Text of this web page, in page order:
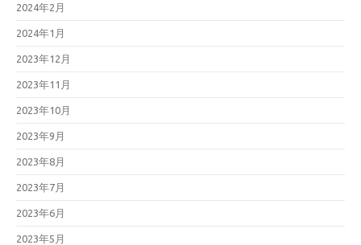
2024年2月
2024年1月
2023年12月
2023年11月
2023年10月
2023年9月
2023年8月
2023年7月
2023年6月
2023年5月